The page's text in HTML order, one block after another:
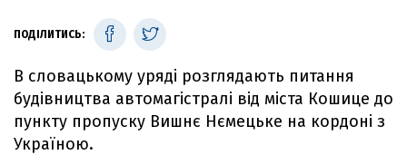
ПОДІЛИТИСЬ:
В словацькому уряді розглядають питання
будівництва автомагістралі від міста Кошице до
пункту пропуску Вишнє Нємецьке на кордоні з
Україною.